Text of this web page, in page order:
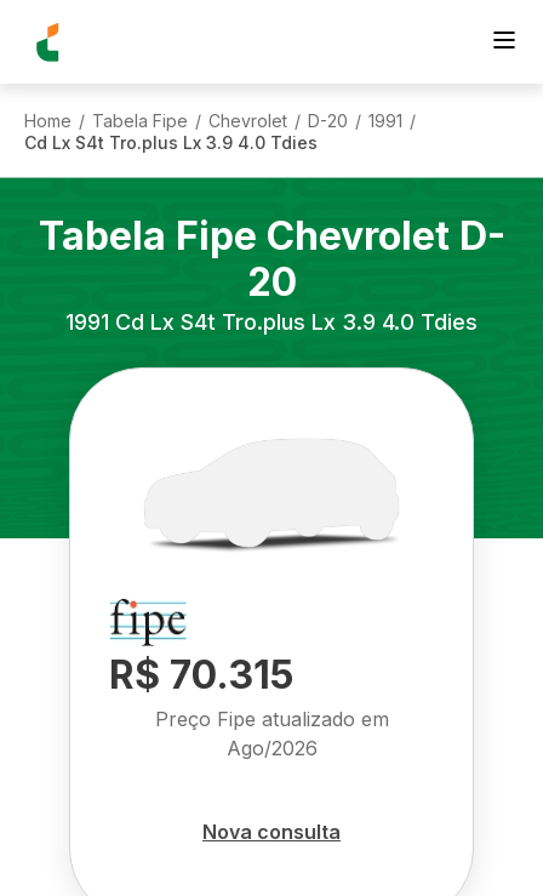
Home / Tabela Fipe / Chevrolet / D-20 / 1991 /
Cd Lx S4t Tro.plus Lx 3.9 4.0 Tdies
Tabela Fipe Chevrolet D-
20
1991 Cd Lx S4t Tro.plus Lx 3.9 4.0 Tdies
R$ 70.315
Preço Fipe atualizado em
Ago/2026
Nova consulta